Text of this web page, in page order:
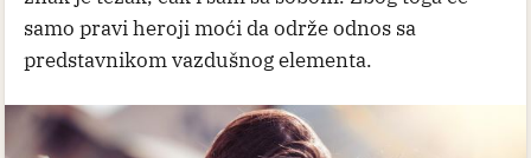
samo pravi heroji moći da održe odnos sa
predstavnikom vazdušnog elementa.